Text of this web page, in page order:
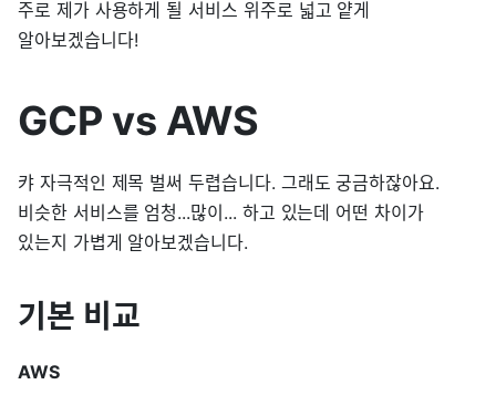
주로 제가 사용하게 될 서비스 위주로 넓고 얕게
알아보겠습니다!
GCP vs AWS
캬 자극적인 제목 벌써 두렵습니다. 그래도 궁금하잖아요.
비슷한 서비스를 엄청...많이... 하고 있는데 어떤 차이가
있는지 가볍게 알아보겠습니다.
기본 비교
AWS